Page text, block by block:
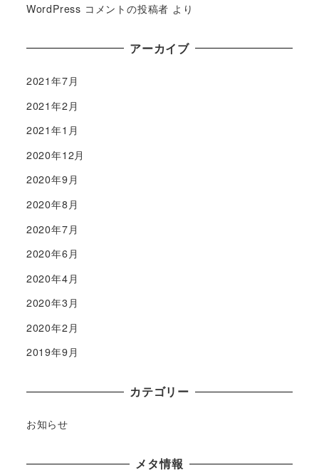
WordPress コメントの投稿者 より
アーカイブ
2021年7月
2021年2月
2021年1月
2020年12月
2020年9月
2020年8月
2020年7月
2020年6月
2020年4月
2020年3月
2020年2月
2019年9月
カテゴリー
お知らせ
メタ情報